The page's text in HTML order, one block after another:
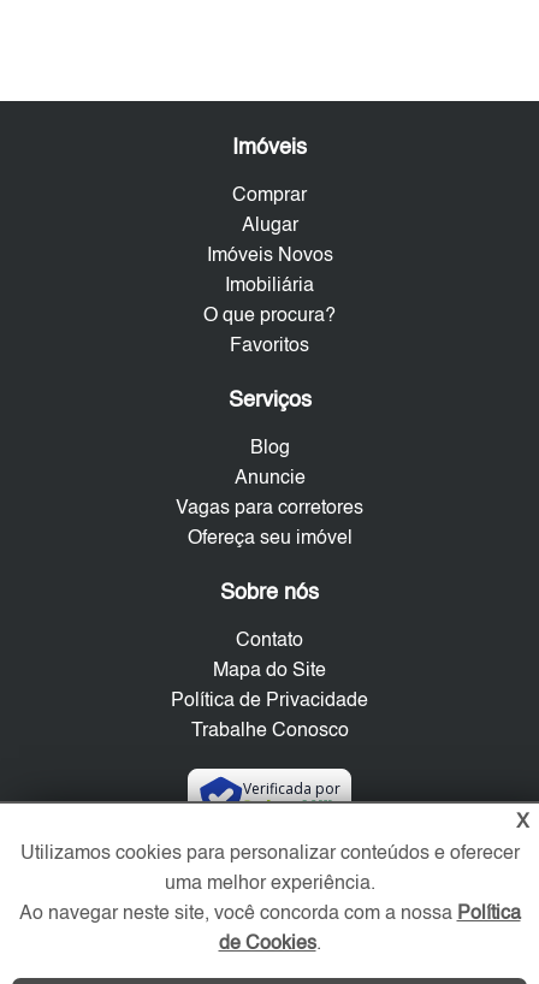
Imóveis
Comprar
Alugar
Imóveis Novos
Imobiliária
O que procura?
Favoritos
Serviços
Blog
Anuncie
Vagas para corretores
Ofereça seu imóvel
Sobre nós
Contato
Mapa do Site
Política de Privacidade
Trabalhe Conosco
Verificada por
Redes Sociais
X
Utilizamos cookies para personalizar conteúdos e oferecer
uma melhor experiência.
Ao navegar neste site, você concorda com a nossa Política
de Cookies.